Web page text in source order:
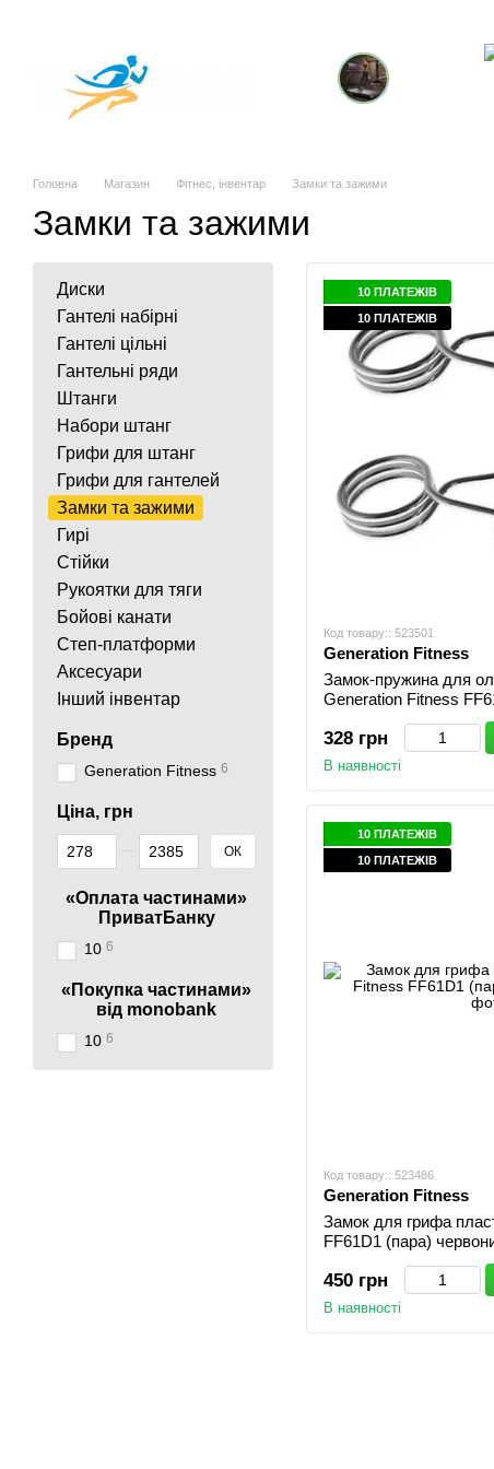
Головна Магазин Фітнес, інвентар Замки та зажими
Замки та зажими
10 ПЛАТЕЖІВ
10 ПЛАТЕЖІВ
Код товару:: 523501
Generation Fitness
Замок-пружина для
Generation Fitness
328 грн
В наявності
10 ПЛАТЕЖІВ
10 ПЛАТЕЖІВ
Код товару:: 523486
Generation Fitness
Замок для грифа
FF61D1 (пара)
450 грн
В наявності
Диски
Гантелі набірні
Гантелі цільні
Гантельні ряди
Штанги
Набори штанг
Грифи для штанг
Грифи для гантелей
Замки та зажими
Гирі
Стійки
Рукоятки для тяги
Бойові канати
Степ-платформи
Аксесуари
Інший інвентар
Бренд
Generation Fitness 6
Ціна, грн
Від Ціна, грн
До Ціна, грн
ОК
«Оплата частинами»
ПриватБанку
10 6
«Покупка частинами»
від monobank
10 6